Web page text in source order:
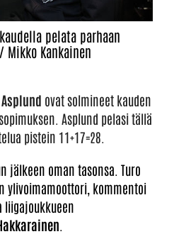
pelata parhaan
Mikko Kankainen
ovat solmineet kauden
Asplund pelasi tällä
pistein 11+17=28.
jälkeen oman tasonsa. Turo
ylivoimamoottori, kommentoi
liigajoukkueen